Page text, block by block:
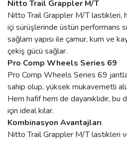
Nitto Trail Grappler M/T
Nitto Trail Grappler M/T lastikleri,
içi sürüşlerinde üstün performans
sağlam yapısı ile çamur, kum ve
çekiş gücü sağlar.
Pro Comp Wheels Series 69
Pro Comp Wheels Series 69
sahip olup, yüksek mukavemetli
Hem hafif hem de dayanıklıdır, bu
için ideal kılar.
Kombinasyon Avantajları
Nitto Trail Grappler M/T lastikleri